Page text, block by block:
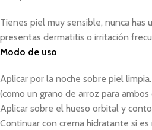
Tienes piel muy sensible, nunca has
presentas dermatitis o irritación
Modo de uso
Aplicar por la noche sobre piel
(como un grano de arroz para ambos
Aplicar sobre el hueso orbital y
Continuar con crema hidratante si